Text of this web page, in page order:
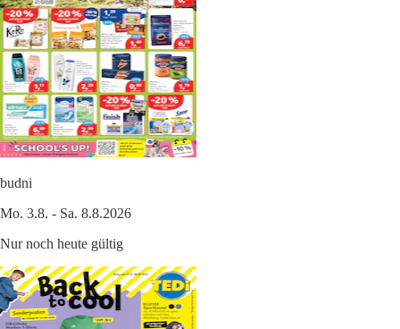
budni
Mo. 3.8. - Sa. 8.8.2026
Nur noch heute gültig